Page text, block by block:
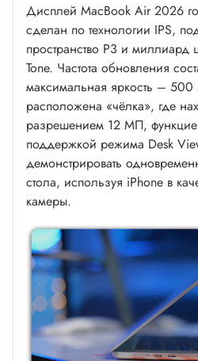
Дисплей MacBook Air 2026
сделан по технологии IPS,
пространство P3 и миллиард
Tone. Частота обновления
максимальная яркость – 500
расположена «чёлка», где
разрешением 12 МП,
поддержкой режима Desk
демонстрировать
стола, используя iPhone в
камеры.